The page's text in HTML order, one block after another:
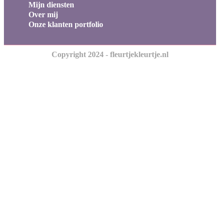
Mijn diensten
Over mij
Onze klanten portfolio
Copyright 2024 - fleurtjekleurtje.nl